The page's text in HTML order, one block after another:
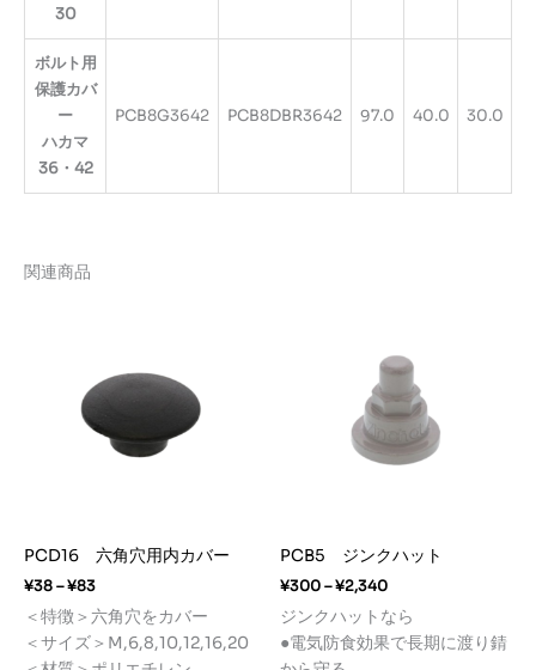
30
ボルト用
保護カバ
ー
ハカマ
36・42
PCB8G3642 PCB8DBR3642 97.0 40.0 30.0
関連商品
PCD16 六角穴用内カバー
¥38–¥83価
格
帯:
¥38
–
＜特徴＞六角穴をカバー
＜サイズ＞M,6,8,10,12,16,20
PCB5 ジンクハット
¥300–¥2,340価
帯:
¥300
ジンクハットなら
●電気防食効果で長期に渡り錆